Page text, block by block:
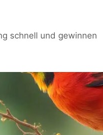
schnell und gewinnen